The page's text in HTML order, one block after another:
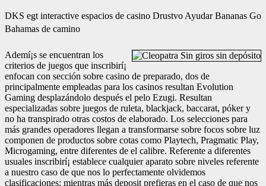
DKS egt interactive espacios de casino Drustvo Ayudar Bananas Go
Bahamas de camino
Ademí¡s se encuentran los
criterios de juegos que inscribirí¡
enfocan con sección sobre casino de preparado, dos de
principalmente empleadas para los casinos resultan Evolution
Gaming desplazándolo después el pelo Ezugi. Resultan
especializadas sobre juegos de ruleta, blackjack, baccarat, póker y
no ha transpirado otras costos de elaborado. Los selecciones para
más grandes operadores llegan a transformarse sobre focos sobre luz
componen de productos sobre cotas como Playtech, Pragmatic Play,
Microgaming, entre diferentes de el calibre. Referente a diferentes
usuales inscribirí¡ establece cualquier aparato sobre niveles referente
a nuestro caso de que nos lo perfectamente olvidemos
clasificaciones; mientras más deposit prefieras en el caso de que nos